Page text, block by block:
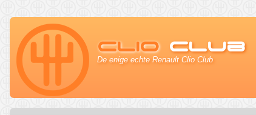
Clio Club
De enige echte Renault Clio Club